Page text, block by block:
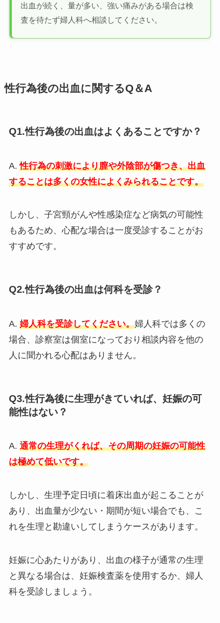
出血が続く、量が多い、強い痛みがある場合は検
査を待たず婦人科へ相談してください。
性行為後の出血に関するQ＆A
Q1.性行為後の出血はよくあることですか？
A.性行為の刺激により膣や外陰部が傷つき、出血
することは多くの女性によくみられることです。
しかし、子宮頸がんや性感染症など病気の可能性
もあるため、心配な場合は一度受診することがお
すすめです。
Q2.性行為後の出血は何科を受診？
A. 婦人科を受診してください。婦人科では多くの
場合、診察室は個室になっており相談内容を他の
人に聞かれる心配はありません。
Q3.性行為後に生理がきていれば、妊娠の可
能性はない？
A. 通常の生理がくれば、その周期の妊娠の可能性
は極めて低いです。
しかし、生理予定日頃に着床出血が起こることが
あり、出血量が少ない・期間が短い場合でも、こ
れを生理と勘違いしてしまうケースがあります。
妊娠に心あたりがあり、出血の様子が通常の生理
と異なる場合は、妊娠検査薬を使用するか、婦人
科を受診しましょう。